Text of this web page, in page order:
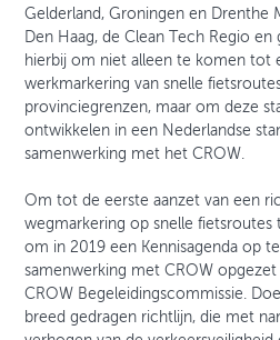
Gelderland, Groningen en Drenthe
Den Haag, de Clean Tech Regio
hierbij om niet alleen te komen tot
werkmarkering van snelle
provinciegrenzen, maar om deze
ontwikkelen in een Nederlandse
samenwerking met het CROW.
Om tot de eerste aanzet van een
wegmarkering op snelle fietsroutes
om in 2019 een Kennisagenda op
samenwerking met CROW
CROW Begeleidingscommissie.
breed gedragen richtlijn, die met